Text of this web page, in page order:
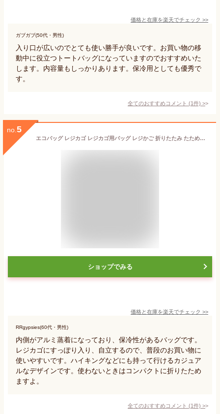
価格と在庫を楽天でチェック >>
ガブガブ(50代・男性)
入り口が広いのでとても使い勝手が良いです。お買い物の移
動中に役立つトートバッグになっていますのでおすすめいた
します。内容量もしっかりあります。保冷用としても優秀で
す。
全てのおすすめコメント (1件) >
no. 5
エコバッグ レジカゴ レジカゴ用バッグ レジかご 折りたたみ たためる マチ広 大容量 おしゃれ 保冷 保温 自立 ショッピングバッグ 買い物かごバッグ マイバッグ 保冷エコバッグ 保冷バッグ トートバッグ レジゴー 丈夫 クーラーバッグ シンプル 無地 アウトドア
ショップでみる
価格と在庫を楽天でチェック >>
RRgypsies(60代・男性)
内側がアルミ蒸着になっており、保冷性があるバッグです。
レジカゴにすっぽり入り、自立するので、普段のお買い物に
使いやすいです。ハイキングなどにも持って行けるカジュア
ルなデザインです。使わないときはコンパクトに折りたため
ますよ。
全てのおすすめコメント (1件) >